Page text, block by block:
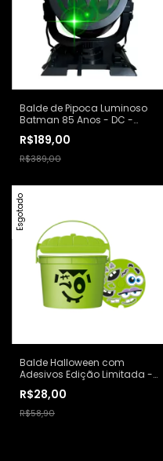
Balde de Pipoca Luminoso
Batman 85 Anos - DC -
R$189,00
R$389,00
Esgotado
Balde Halloween com
Adesivos Edição Limitada -
R$28,00
R$58,90